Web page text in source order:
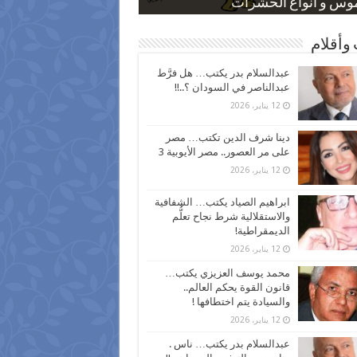
و أنواع الحشرات
بعد ارتفاع الأسعار
نسبة الطلاق في مصر
كاركاتيرية
كاركاتيرية
وأقلام
عبدالسلام بدر يكتب… هل فرَّط
عبدالناصر في السودان ؟..!!
12 يناير، 2026
دينا شرف الدين تكتب… مصر
على مر العصور.. مصر الأيوبية 3
12 يناير، 2026
ابراهيم الصياد يكتب… الشفافية
والاستقلالية شرط نجاح تعلُّم
الديمقراطية!
12 يناير، 2026
محمد يوسف العزيزي يكتب…
قانون القوة يحكم العالم..
والسيادة يتم اختطافها !
12 يناير، 2026
عبدالسلام بدر يكتب… ناس .